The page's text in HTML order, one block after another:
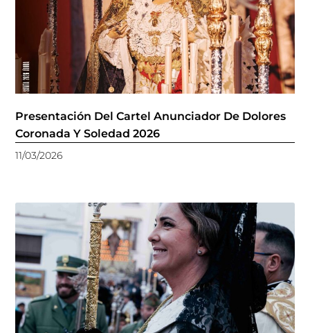
Presentación Del Cartel Anunciador De Dolores
Coronada Y Soledad 2026
11/03/2026